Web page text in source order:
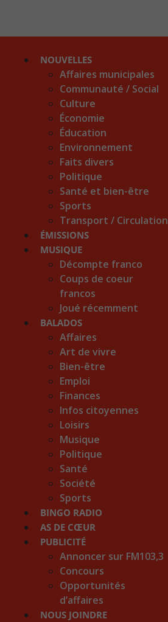
NOUVELLES
Affaires municipales
Communauté / Social
Culture
Économie
Éducation
Environnement
Faits divers
Politique
Santé et bien-être
Sports
Transport / Circulation
ÉMISSIONS
MUSIQUE
Décompte franco
Coups de coeur
francos
Joué récemment
BALADOS
Affaires
Art de vivre
Bien-être
Emploi
Finances
Infos citoyennes
Loisirs
Musique
Politique
Santé
Société
Sports
BINGO RADIO
AS DE CŒUR
PUBLICITÉ
Annoncer sur FM103,3
Concours
Opportunités
d’affaires
NOUS JOINDRE